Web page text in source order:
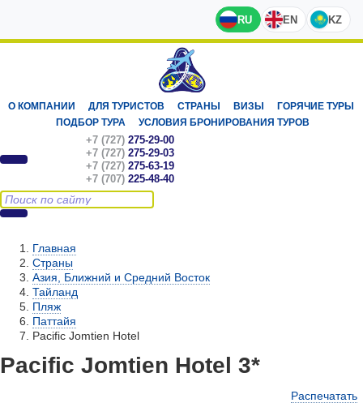
RU EN KZ
О КОМПАНИИ ДЛЯ ТУРИСТОВ СТРАНЫ ВИЗЫ
ГОРЯЧИЕ ТУРЫ
ПОДБОР ТУРА
УСЛОВИЯ БРОНИРОВАНИЯ ТУРОВ
+7 (727) 275-29-00
+7 (727) 275-29-03
+7 (727) 275-63-19
+7 (707) 225-48-40
Главная
Страны
Азия, Ближний и Средний Восток
Тайланд
Пляж
Паттайя
Pacific Jomtien Hotel
Pacific Jomtien Hotel 3*
Распечатать